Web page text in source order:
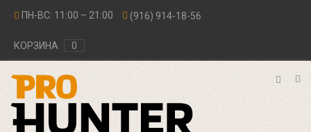
ПН-ВС: 11:00 – 21:00 (916) 914-18-56
КОРЗИНА 0